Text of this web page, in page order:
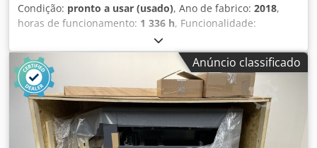
Condição: pronto a usar (usado), Ano de fabrico: 2018,
horas de funcionamento: 1 336 h, Funcionalidade:
, Impressora plana Arizona 1280GT
Comprámos a impressora à Canon em 2019. A impressora
está operacional e pode ser vista a trabalhar.
Disponibilidade da impressora num prazo de 2 meses.
Com contrato de manutenção com a Canon. As tintas
brancas podem ser substituídas, se necessário. Mesa: 125
cm de largura x 250 cm de comprimento x 48 mm de
espessura Impressão de margem a margem (full bleed)
Anúncio classificado